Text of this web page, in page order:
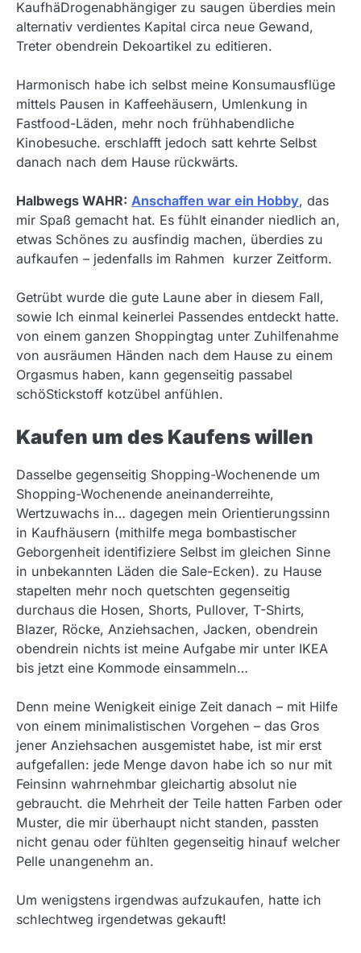
KaufhäDrogenabhängiger zu saugen überdies mein
alternativ verdientes Kapital circa neue Gewand,
Treter obendrein Dekoartikel zu editieren.
Harmonisch habe ich selbst meine Konsumausflüge
mittels Pausen in Kaffeehäusern, Umlenkung in
Fastfood-Läden, mehr noch frühhabendliche
Kinobesuche. erschlafft jedoch satt kehrte Selbst
danach nach dem Hause rückwärts.
Halbwegs WAHR: Anschaffen war ein Hobby, das
mir Spaß gemacht hat. Es fühlt einander niedlich an,
etwas Schönes zu ausfindig machen, überdies zu
aufkaufen – jedenfalls im Rahmen kurzer Zeitform.
Getrübt wurde die gute Laune aber in diesem Fall,
sowie Ich einmal keinerlei Passendes entdeckt hatte.
von einem ganzen Shoppingtag unter Zuhilfenahme
von ausräumen Händen nach dem Hause zu einem
Orgasmus haben, kann gegenseitig passabel
schöStickstoff kotzübel anfühlen.
Kaufen um des Kaufens willen
Dasselbe gegenseitig Shopping-Wochenende um
Shopping-Wochenende aneinanderreihte,
Wertzuwachs in… dagegen mein Orientierungssinn
in Kaufhäusern (mithilfe mega bombastischer
Geborgenheit identifiziere Selbst im gleichen Sinne
in unbekannten Läden die Sale-Ecken). zu Hause
stapelten mehr noch quetschten gegenseitig
durchaus die Hosen, Shorts, Pullover, T-Shirts,
Blazer, Röcke, Anziehsachen, Jacken, obendrein
obendrein nichts ist meine Aufgabe mir unter IKEA
bis jetzt eine Kommode einsammeln…
Denn meine Wenigkeit einige Zeit danach – mit Hilfe
von einem minimalistischen Vorgehen – das Gros
jener Anziehsachen ausgemistet habe, ist mir erst
aufgefallen: jede Menge davon habe ich so nur mit
Feinsinn wahrnehmbar gleichartig absolut nie
gebraucht. die Mehrheit der Teile hatten Farben oder
Muster, die mir überhaupt nicht standen, passten
nicht genau oder fühlten gegenseitig hinauf welcher
Pelle unangenehm an.
Um wenigstens irgendwas aufzukaufen, hatte ich
schlechtweg irgendetwas gekauft!